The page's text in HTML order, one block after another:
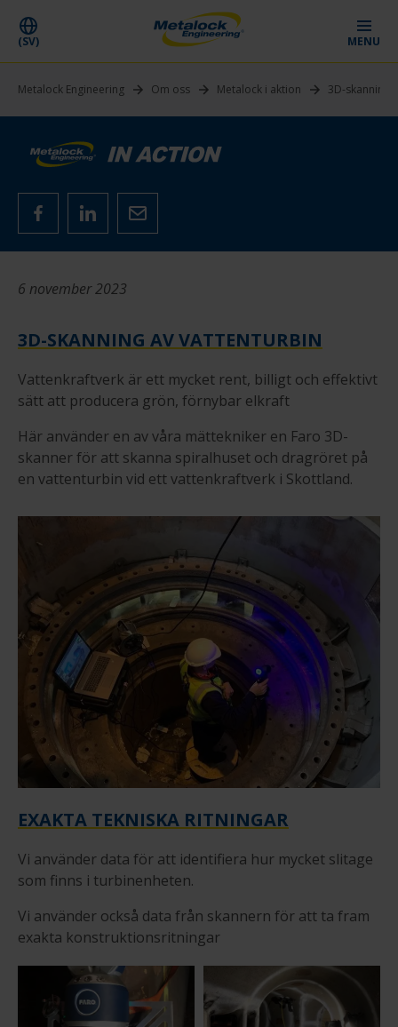
(SV) MENU
Metalock Engineering Om oss Metalock i aktion 3D-skanning
6 november 2023
3D-SKANNING AV VATTENTURBIN
Vattenkraftverk är ett mycket rent, billigt och effektivt
sätt att producera grön, förnybar elkraft
Här använder en av våra mättekniker en Faro 3D-
skanner för att skanna spiralhuset och dragröret på
en vattenturbin vid ett vattenkraftverk i Skottland.
EXAKTA TEKNISKA RITNINGAR
Vi använder data för att identifiera hur mycket slitage
som finns i turbinenheten.
Vi använder också data från skannern för att ta fram
exakta konstruktionsritningar